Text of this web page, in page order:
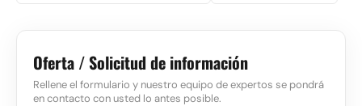
Oferta / Solicitud de información
Rellene el formulario y nuestro equipo de expertos se pondrá
en contacto con usted lo antes posible.